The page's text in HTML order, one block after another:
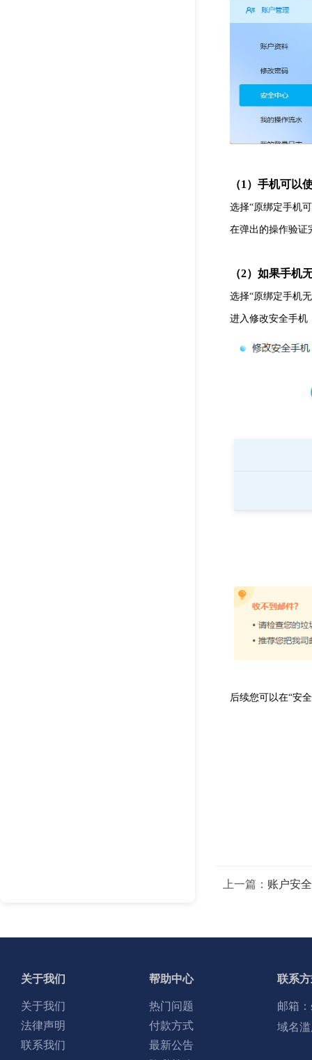
（1）手机可以
选择“原绑定手机
在弹出的操作验证
（2）如果手机
选择“原绑定手机
进入修改安全手机
后续您可以在“安
上一篇： 账户安
关于我们
关于我们
法律声明
联系我们
帮助中心
热门问题
付款方式
最新公告
联系
邮箱：
域名